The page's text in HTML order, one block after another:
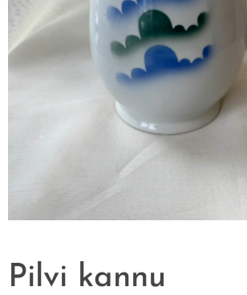
Pilvi kannu